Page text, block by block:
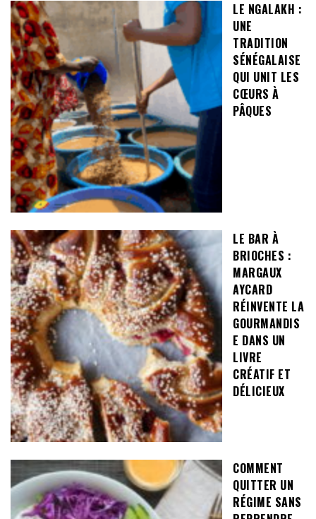
LE NGALAKH :
UNE
TRADITION
SÉNÉGALAISE
QUI UNIT LES
CŒURS À
PÂQUES
LE BAR À
BRIOCHES :
MARGAUX
AYCARD
RÉINVENTE LA
GOURMANDIS
E DANS UN
LIVRE
CRÉATIF ET
DÉLICIEUX
COMMENT
QUITTER UN
RÉGIME SANS